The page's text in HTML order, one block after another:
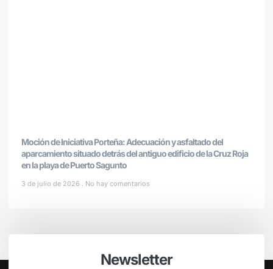
Moción de Iniciativa Porteña: Adecuación y asfaltado del
aparcamiento situado detrás del antiguo edificio de la Cruz Roja
en la playa de Puerto Sagunto
3 de julio de 2026 No hay comentarios
Newsletter